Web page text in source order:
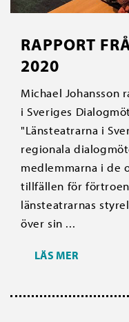
RAPPORT
2020
Michael Johansson
i Sveriges
"Länsteatrarna i
regionala
medlemmarna i de
tillfällen för
länsteatrarnas
över sin ...
LÄS MER